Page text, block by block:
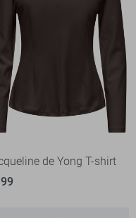
de Yong T-shirt